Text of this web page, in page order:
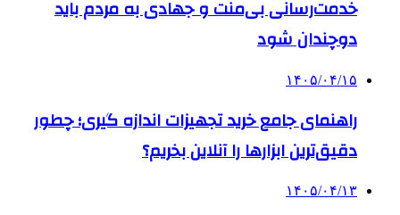
خدمت‌رسانی بی‌منت و جهادی به مردم باید
دوچندان شود
۱۴۰۵/۰۴/۱۵
راهنمای جامع خرید تجهیزات اندازه گیری؛ چطور
دقیق‌ترین ابزارها را آنلاین بخریم؟
۱۴۰۵/۰۴/۱۳